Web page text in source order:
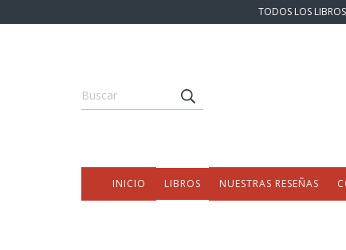
TODOS LOS
INICIO LIBROS NUESTRAS RESEÑAS